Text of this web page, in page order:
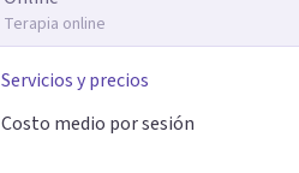
Terapia online
Servicios y precios
Costo medio por sesión